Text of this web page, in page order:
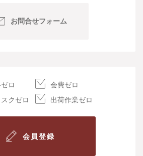
お問合せフォーム
ロ
会費ゼロ
クゼロ
出荷作業ゼロ
会員登録